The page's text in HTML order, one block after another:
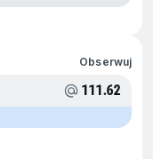
Obserwuj
111.62